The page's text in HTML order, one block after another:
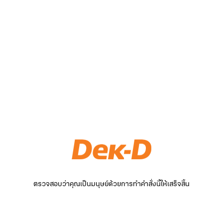
ตรวจสอบว่าคุณเป็นมนุษย์ด้วยการทำคำสั่งนี้ให้เสร็จสิ้น